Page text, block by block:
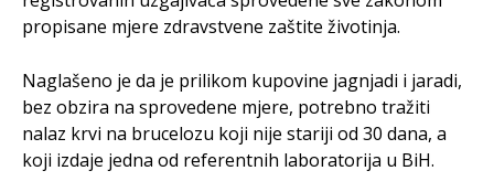
propisane mjere zdravstvene zaštite životinja.
Naglašeno je da je prilikom kupovine jagnjadi i jaradi,
bez obzira na sprovedene mjere, potrebno tražiti
nalaz krvi na brucelozu koji nije stariji od 30 dana, a
koji izdaje jedna od referentnih laboratorija u BiH.